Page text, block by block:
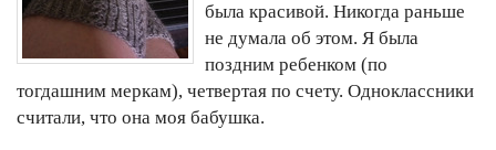
была красивой. Никогда раньше
не думала об этом. Я была
поздним ребенком (по
тогдашним меркам), четвертая по счету. Одноклассники
считали, что она моя бабушка.